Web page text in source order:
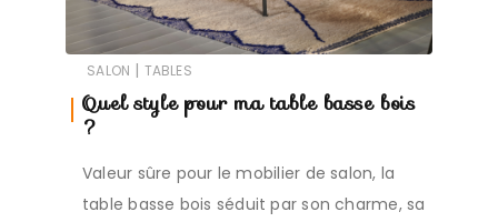
SALON | TABLES
Quel style pour ma table basse bois
?
Valeur sûre pour le mobilier de salon, la
table basse bois séduit par son charme, sa